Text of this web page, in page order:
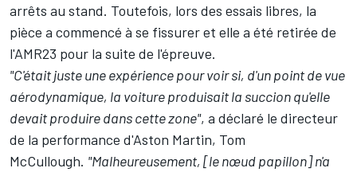
arrêts au stand. Toutefois, lors des essais libres, la
pièce a commencé à se fissurer et elle a été retirée de
l'AMR23 pour la suite de l'épreuve.
"C'était juste une expérience pour voir si, d'un point de vue
aérodynamique, la voiture produisait la succion qu'elle
devait produire dans cette zone", a déclaré le directeur
de la performance d'Aston Martin, Tom
McCullough. "Malheureusement, [le nœud papillon] n'a